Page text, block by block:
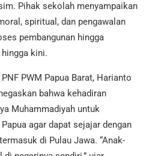
Pihak sekolah menyampaikan
spiritual, dan pengawalan
pembangunan hingga
kini.
PWM Papua Barat, Harianto
bahwa kehadiran
Muhammadiyah untuk
agar dapat sejajar dengan
di Pulau Jawa. “Anak-